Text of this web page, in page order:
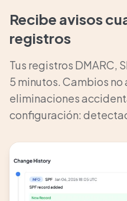
Recibe avisos
registros
Tus registros DMARC,
5 minutos. Cambios no
eliminaciones
configuración: